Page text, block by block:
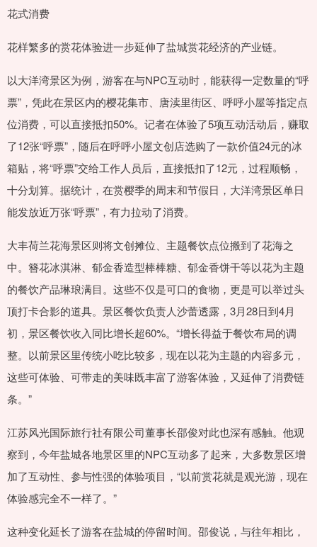
花式消费
花样繁多的赏花体验进一步延伸了盐城赏花经济的产业链。
以大洋湾景区为例，游客在与NPC互动时，能获得一定数量的“呼
票”，凭此在景区内的樱花集市、唐渎里街区、呼呼小屋等指定点
位消费，可以直接抵扣50%。记者在体验了5项互动活动后，赚取
了12张“呼票”，随后在呼呼小屋文创店选购了一款价值24元的冰
箱贴，将“呼票”交给工作人员后，直接抵扣了12元，过程顺畅，
十分划算。据统计，在赏樱季的周末和节假日，大洋湾景区单日
能发放近万张“呼票”，有力拉动了消费。
大丰荷兰花海景区则将文创摊位、主题餐饮点位搬到了花海之
中。簪花冰淇淋、郁金香造型棒棒糖、郁金香饼干等以花为主题
的餐饮产品琳琅满目。这些不仅是可口的食物，更是可以举过头
顶打卡合影的道具。景区餐饮负责人沙蕾透露，3月28日到4月
初，景区餐饮收入同比增长超60%。“增长得益于餐饮布局的调
整。以前景区里传统小吃比较多，现在以花为主题的内容多元，
这些可体验、可带走的美味既丰富了游客体验，又延伸了消费链
条。”
江苏风光国际旅行社有限公司董事长邵俊对此也深有感触。他观
察到，今年盐城各地景区里的NPC互动多了起来，大多数景区增
加了互动性、参与性强的体验项目，“以前赏花就是观光游，现在
体验感完全不一样了。”
这种变化延长了游客在盐城的停留时间。邵俊说，与往年相比，